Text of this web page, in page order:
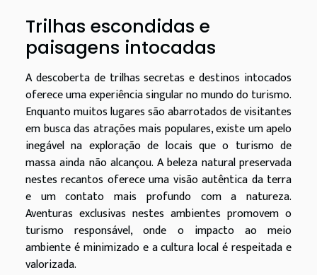
Trilhas escondidas e
paisagens intocadas
A descoberta de trilhas secretas e destinos intocados
oferece uma experiência singular no mundo do turismo.
Enquanto muitos lugares são abarrotados de visitantes
em busca das atrações mais populares, existe um apelo
inegável na exploração de locais que o turismo de
massa ainda não alcançou. A beleza natural preservada
nestes recantos oferece uma visão autêntica da terra
e um contato mais profundo com a natureza.
Aventuras exclusivas nestes ambientes promovem o
turismo responsável, onde o impacto ao meio
ambiente é minimizado e a cultura local é respeitada e
valorizada.